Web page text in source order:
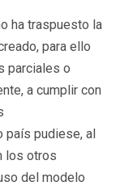
ha traspuesto la
para ello
parciales o
a cumplir con
país pudiese, al
los otros
del modelo